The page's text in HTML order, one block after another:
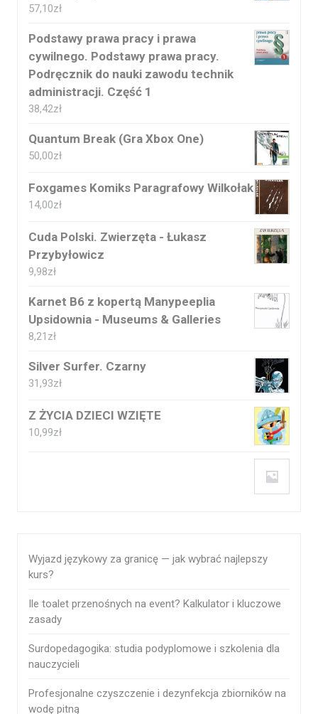
57,10zł
Podstawy prawa pracy i prawa
cywilnego. Podstawy prawa pracy.
Podręcznik do nauki zawodu technik
administracji. Część 1
38,42zł
Quantum Break (Gra Xbox One)
50,00zł
Foxgames Komiks Paragrafowy Wilkołak
14,00zł
Cuda Polski. Zwierzęta - Łukasz
Przybyłowicz
9,98zł
Karnet B6 z kopertą Manypeeplia
Upsidownia - Museums & Galleries
8,21 zł
Silver Surfer. Czarny
31,93zł
Z ŻYCIA DZIECI WZIĘTE
10,99zł
Wyjazd językowy za granicę — jak wybrać najlepszy
kurs?
Ile toalet przenośnych na event? Kalkulator i kluczowe
zasady
Surdopedagogika: studia podyplomowe i szkolenia dla
nauczycieli
Profesjonalne czyszczenie i dezynfekcja zbiorników na
wodę pitną